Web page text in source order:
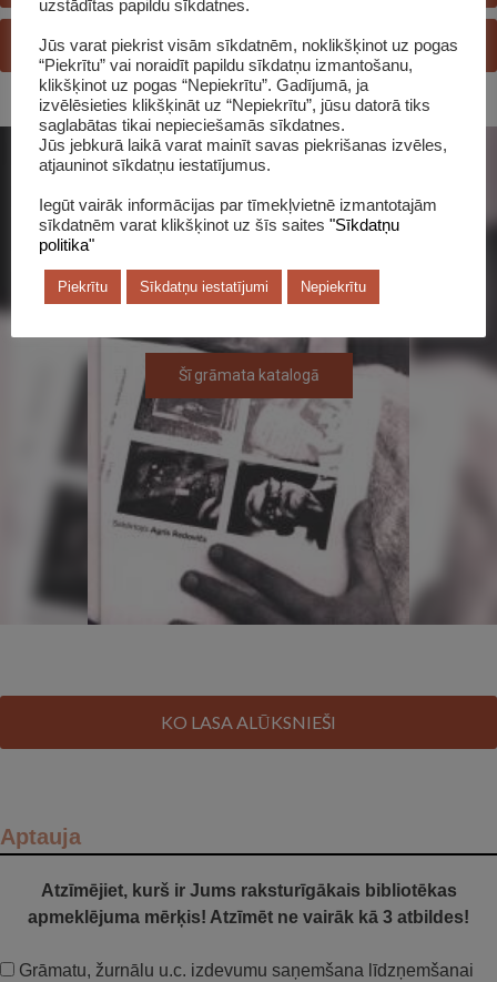
JAUTĀ BIBLIOTEKĀRAM
Šī grāmata katalogā
KO LASA ALŪKSNIEŠI
Aptauja
Atzīmējiet, kurš ir Jums raksturīgākais bibliotēkas
apmeklējuma mērķis! Atzīmēt ne vairāk kā 3 atbildes!
Grāmatu, žurnālu u.c. izdevumu saņemšana līdzņemšanai
uzstādītas papildu sīkdatnes.
Jūs varat piekrist visām sīkdatnēm, noklikšķinot uz pogas
“Piekrītu” vai noraidīt papildu sīkdatņu izmantošanu,
klikšķinot uz pogas “Nepiekrītu”. Gadījumā, ja
izvēlēsieties klikšķināt uz “Nepiekrītu”, jūsu datorā tiks
saglabātas tikai nepieciešamās sīkdatnes.
Jūs jebkurā laikā varat mainīt savas piekrišanas izvēles,
atjauninot sīkdatņu iestatījumus.
Iegūt vairāk informācijas par tīmekļvietnē izmantotajām
sīkdatnēm varat klikšķinot uz šīs saites "Sīkdatņu
politika"
Piekrītu Sīkdatņu iestatījumi Nepiekrītu